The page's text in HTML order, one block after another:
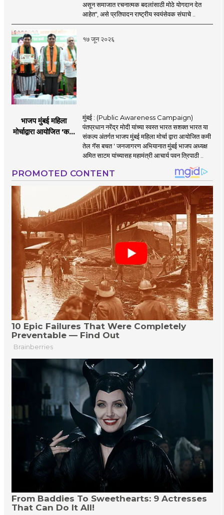
असून समाजात रचनात्मक बदलांसाठी मोठे योगदान देत
आहेत", असे प्रतिपादन राष्ट्रीय स्वयंसेवक संघाचे ..
१७ जून २०२६
भाजप मुंबई महिला
मोर्चाद्वारा आयोजित 'कमी
मुंबई : (Public Awareness Campaign)
पंतप्रधान नरेंद्र मोदी यांच्या स्वस्त भारत सशक्त भारत या
संकल्प अंतर्गत भाजप मुंबई महिला मोर्चा द्वारा आयोजित कमी
तेल गॅस बचत ' जनजागरण अभियानात मुंबई भाजप अध्यक्ष
अमित साटम यांच्यासह महामंत्री आचार्य पवन त्रिपाठी ..